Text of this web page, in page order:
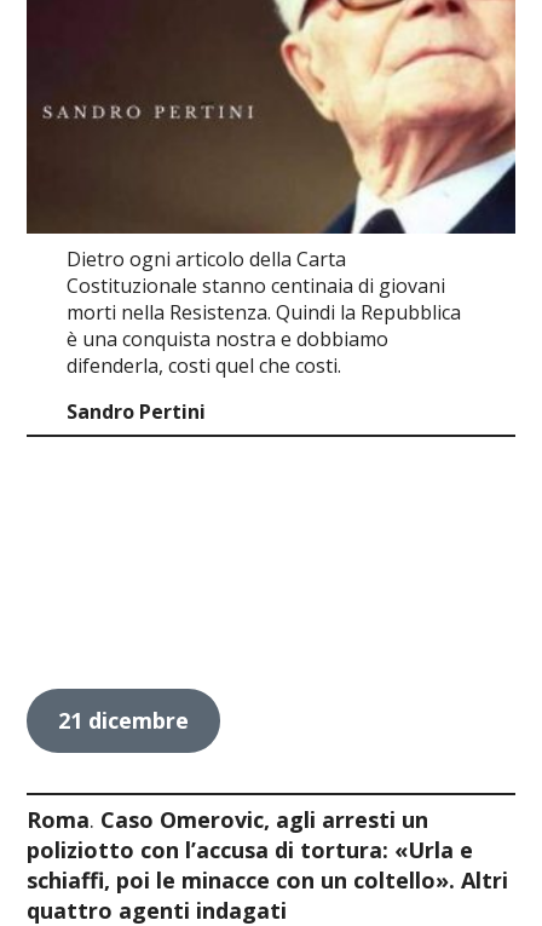
Dietro ogni articolo della Carta
Costituzionale stanno centinaia di giovani
morti nella Resistenza. Quindi la Repubblica
è una conquista nostra e dobbiamo
difenderla, costi quel che costi.
Sandro Pertini
21 dicembre
Roma. Caso Omerovic, agli arresti un
poliziotto con l’accusa di tortura: «Urla e
schiaffi, poi le minacce con un coltello». Altri
quattro agenti indagati